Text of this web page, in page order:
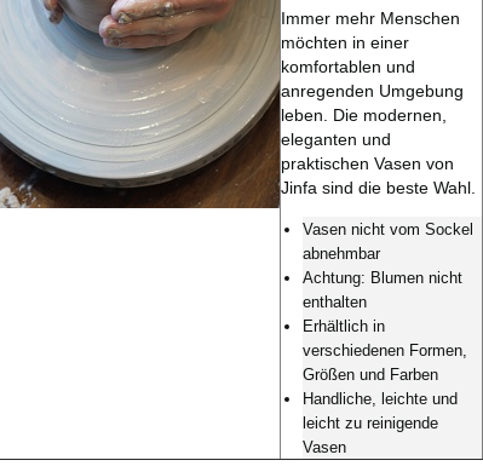
Immer mehr Menschen
möchten in einer
komfortablen und
anregenden Umgebung
leben. Die modernen,
eleganten und
praktischen Vasen von
Jinfa sind die beste Wahl.
Vasen nicht vom Sockel
abnehmbar
Achtung: Blumen nicht
enthalten
Erhältlich in
verschiedenen Formen,
Größen und Farben
Handliche, leichte und
leicht zu reinigende
Vasen